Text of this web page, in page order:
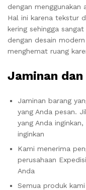
dengan menggunakan
Hal ini karena tekstur
kering sehingga
dengan desain
menghemat ruang
Jaminan
Jaminan barang
yang Anda pesan.
yang Anda
inginkan
Kami menerima
perusahaan
Anda
Semua produk